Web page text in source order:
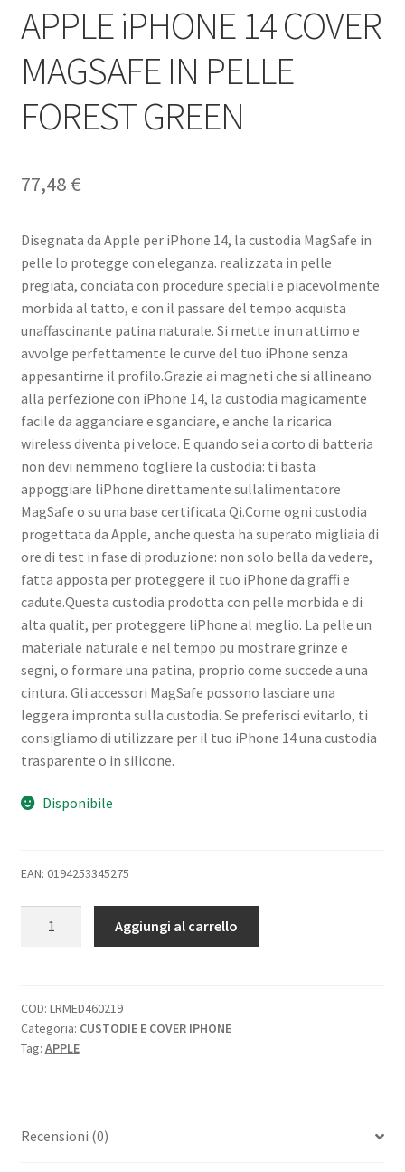
APPLE iPHONE 14 COVER
MAGSAFE IN PELLE
FOREST GREEN
77,48 €
Disegnata da Apple per iPhone 14, la custodia MagSafe in
pelle lo protegge con eleganza. realizzata in pelle
pregiata, conciata con procedure speciali e piacevolmente
morbida al tatto, e con il passare del tempo acquista
unaffascinante patina naturale. Si mette in un attimo e
avvolge perfettamente le curve del tuo iPhone senza
appesantirne il profilo.Grazie ai magneti che si allineano
alla perfezione con iPhone 14, la custodia magicamente
facile da agganciare e sganciare, e anche la ricarica
wireless diventa pi veloce. E quando sei a corto di batteria
non devi nemmeno togliere la custodia: ti basta
appoggiare liPhone direttamente sullalimentatore
MagSafe o su una base certificata Qi.Come ogni custodia
progettata da Apple, anche questa ha superato migliaia di
ore di test in fase di produzione: non solo bella da vedere,
fatta apposta per proteggere il tuo iPhone da graffi e
cadute.Questa custodia prodotta con pelle morbida e di
alta qualit, per proteggere liPhone al meglio. La pelle un
materiale naturale e nel tempo pu mostrare grinze e
segni, o formare una patina, proprio come succede a una
cintura. Gli accessori MagSafe possono lasciare una
leggera impronta sulla custodia. Se preferisci evitarlo, ti
consigliamo di utilizzare per il tuo iPhone 14 una custodia
trasparente o in silicone.
Disponibile
EAN: 0194253345275
MAGSAFE
IN
PELLE
Aggiungi al carrello
COD: LRMED460219
Categoria: CUSTODIE E COVER IPHONE
Tag: APPLE
Recensioni (0)